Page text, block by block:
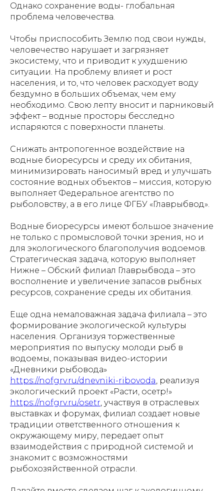
Однако сохранение воды- глобальная
проблема человечества.
Чтобы приспособить Землю под свои нужды,
человечество нарушает и загрязняет
экосистему, что и приводит к ухудшению
ситуации. На проблему влияет и рост
населения, и то, что человек расходует воду
бездумно в больших объемах, чем ему
необходимо. Свою лепту вносит и парниковый
эффект – водные просторы бесследно
испаряются с поверхности планеты.
Снижать антропогенное воздействие на
водные биоресурсы и среду их обитания,
минимизировать наносимый вред и улучшать
состояние водных объектов – миссия, которую
выполняет Федеральное агентство по
рыболовству, а в его лице ФГБУ «Главрыбвод».
Водные биоресурсы имеют большое значение
не только с промысловой точки зрения, но и
для экологического благополучия водоемов.
Стратегическая задача, которую выполняет
Нижне – Обский филиал Главрыбвода – это
восполнение и увеличение запасов рыбных
ресурсов, сохранение среды их обитания.
Еще одна немаловажная задача филиала – это
формирование экологической культуры
населения. Организуя торжественные
мероприятия по выпуску молоди рыб в
водоемы, показывая видео-истории
«Дневники рыбовода»
https://nofgrv.ru/dnevniki-ribovoda, реализуя
экологический проект «Расти, осетр!»
https://nofgrv.ru/osetr, участвуя в отраслевых
выставках и форумах, филиал создает новые
традиции ответственного отношения к
окружающему миру, передает опыт
взаимодействия с природной системой и
знакомит с возможностями
рыбохозяйственной отрасли.